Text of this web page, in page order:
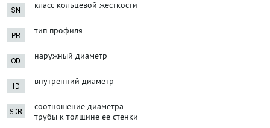
класс кольцевой жесткости
тип профиля
наружный диаметр
внутренний диаметр
соотношение диаметра
трубы к толщине ее стенки